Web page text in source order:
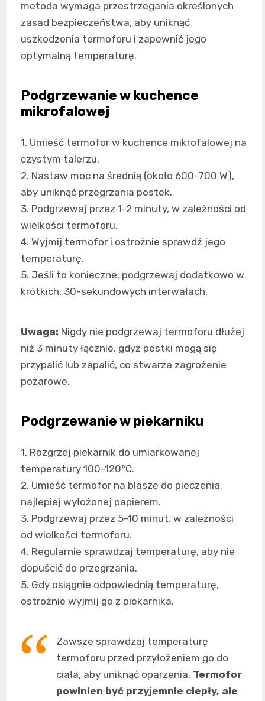
metoda wymaga przestrzegania określonych
zasad bezpieczeństwa, aby uniknąć
uszkodzenia termoforu i zapewnić jego
optymalną temperaturę.
Podgrzewanie w kuchence
mikrofalowej
1. Umieść termofor w kuchence mikrofalowej na
czystym talerzu.
2. Nastaw moc na średnią (około 600-700 W),
aby uniknąć przegrzania pestek.
3. Podgrzewaj przez 1-2 minuty, w zależności od
wielkości termoforu.
4. Wyjmij termofor i ostrożnie sprawdź jego
temperaturę.
5. Jeśli to konieczne, podgrzewaj dodatkowo w
krótkich, 30-sekundowych interwałach.
Uwaga: Nigdy nie podgrzewaj termoforu dłużej
niż 3 minuty łącznie, gdyż pestki mogą się
przypalić lub zapalić, co stwarza zagrożenie
pożarowe.
Podgrzewanie w piekarniku
1. Rozgrzej piekarnik do umiarkowanej
temperatury 100-120°C.
2. Umieść termofor na blasze do pieczenia,
najlepiej wyłożonej papierem.
3. Podgrzewaj przez 5-10 minut, w zależności
od wielkości termoforu.
4. Regularnie sprawdzaj temperaturę, aby nie
dopuścić do przegrzania.
5. Gdy osiągnie odpowiednią temperaturę,
ostrożnie wyjmij go z piekarnika.
Zawsze sprawdzaj temperaturę
termoforu przed przyłożeniem go do
ciała, aby uniknąć oparzenia. Termofor
powinien być przyjemnie ciepły, ale